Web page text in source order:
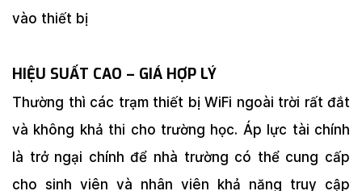
vào thiết bị
HIỆU SUẤT CAO – GIÁ HỢP LÝ
Thường thì các trạm thiết bị WiFi ngoài trời rất đắt
và không khả thi cho trường học. Áp lực tài chính
là trở ngại chính để nhà trường có thể cung cấp
cho sinh viên và nhân viên khả năng truy cập